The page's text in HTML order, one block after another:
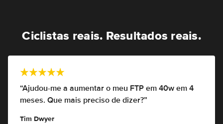
Ciclistas reais. Resultados reais.
“Ajudou-me a aumentar o meu FTP em 40w em 4
meses. Que mais preciso de dizer?”
Tim Dwyer